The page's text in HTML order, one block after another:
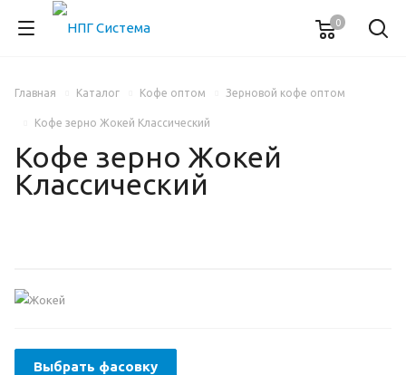
0
Главная Каталог Кофе оптом Зерновой кофе оптом
Кофе зерно Жокей Классический
Кофе зерно Жокей
Классический
Выбрать фасовку